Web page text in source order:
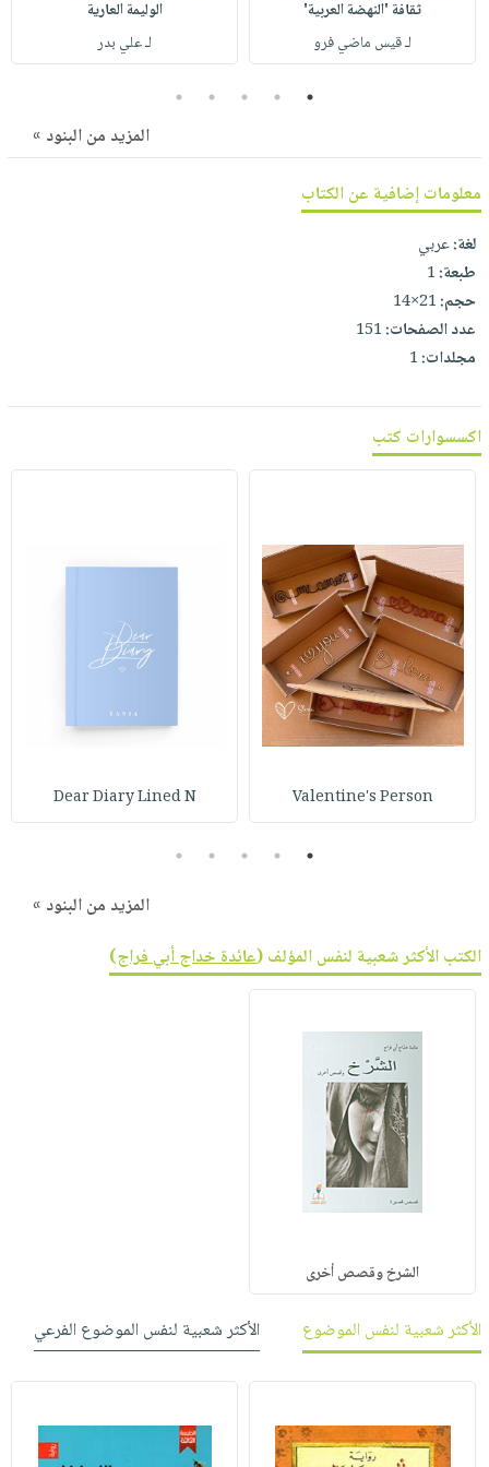
صابون
أطفال
فيديوهات
أسئلة
وفرات
انشر
كتابك
تواصل
معنا
التسوق
ثقافة 'النهضة العربية'
لـ قيس ماضي فرو
الوليمة العارية
لـ علي بدر
1
2
3
4
5
المزيد من البنود »
معلومات إضافية عن الكتاب
لغة:عربي
طبعة:1
حجم:21×14
عدد الصفحات:151
مجلدات:1
اكسسوارات كتب
Valentine's Person
Dear Diary Lined N
1
2
3
4
5
المزيد من البنود »
الكتب الأكثر شعبية لنفس المؤلف (عائدة خداج أبي فراج)
الشرخ وقصص أخرى
الأكثر شعبية لنفس الموضوع الأكثر شعبية لنفس الموضوع الفرعي